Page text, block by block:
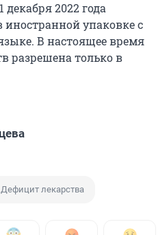
2022 года
иностранной упаковке с
В настоящее время
разрешена только в
Дефицит лекарства